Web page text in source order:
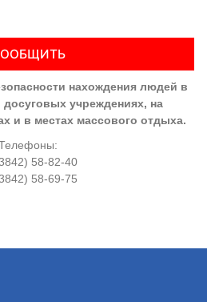
нахождения людей в
досуговых учреждениях, на
и в местах массового отдыха.
58-82-40
58-69-75